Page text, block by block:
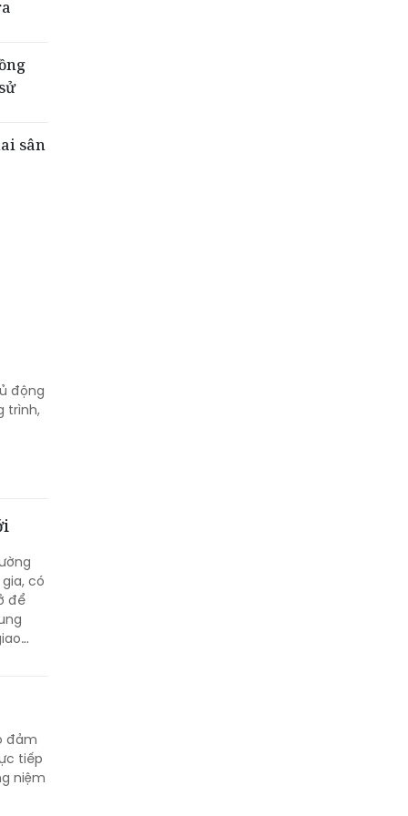
sân
động
trình,
có
để
đảm
tiếp
niệm